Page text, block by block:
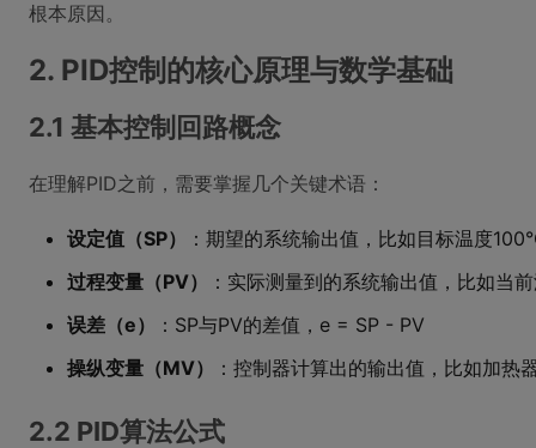
根本原因。
2. PID控制的核心原理与数学基础
2.1 基本控制回路概念
在理解PID之前，需要掌握几个关键术语：
设定值（SP）
：期望的系统输出值，比如目标温度
过程变量（PV）
：实际测量到的系统输出值，比如当
误差（e）
：SP与PV的差值，e = SP - PV
操纵变量（MV）
：控制器计算出的输出值，比如加热
2.2 PID算法公式